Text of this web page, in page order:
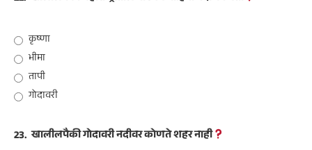
कृष्णा
भीमा
तापी
गोदावरी
23. खालीलपैकी गोदावरी नदीवर कोणते शहर नाही